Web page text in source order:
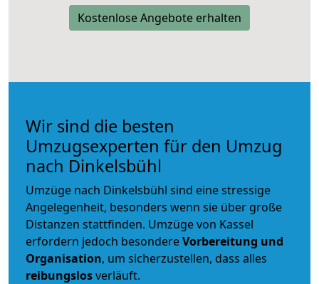
Kostenlose Angebote erhalten
Wir sind die besten
Umzugsexperten für den Umzug
nach Dinkelsbühl
Umzüge nach Dinkelsbühl sind eine stressige
Angelegenheit, besonders wenn sie über große
Distanzen stattfinden. Umzüge von Kassel
erfordern jedoch besondereVorbereitung und
Organisation, um sicherzustellen, dass alles
reibungslosverläuft.